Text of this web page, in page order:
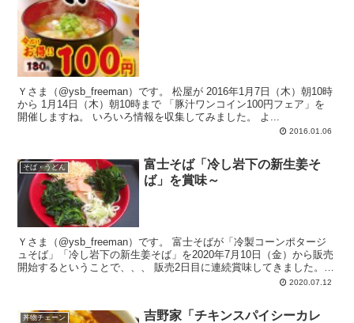
Ｙさま（@ysb_freeman）です。 松屋が 2016年1月7日（木）朝10時
から 1月14日（木）朝10時まで 「豚汁ワンコイン100円フェア」を
開催しますね。 いろいろ情報を収集してみました。 よ...
2016.01.06
そば・うどん
富士そば「冷し岩下の新生姜そ
ば」を賞味～
Ｙさま（@ysb_freeman）です。 富士そばが「冷製コーンポタージ
ュそば」「冷し岩下の新生姜そば」を2020年7月10日（金）から販売
開始するということで、、、 販売2日目に連続賞味してきました。
2020.07.12
丼物チェーン
吉野家「チキンスパイシーカレ